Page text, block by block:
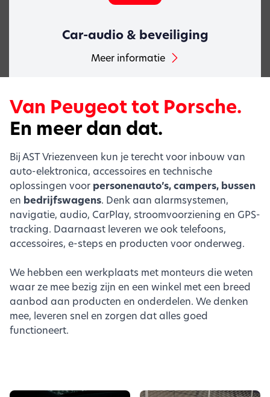
Car-audio & beveiliging
Meer informatie
Van Peugeot tot Porsche.
En meer dan dat.
Bij AST Vriezenveen kun je terecht voor inbouw van
auto-elektronica, accessoires en technische
oplossingen voor personenauto’s, campers, bussen
en bedrijfswagens. Denk aan alarmsystemen,
navigatie, audio, CarPlay, stroomvoorziening en GPS-
tracking. Daarnaast leveren we ook telefoons,
accessoires, e-steps en producten voor onderweg.
We hebben een werkplaats met monteurs die weten
waar ze mee bezig zijn en een winkel met een breed
aanbod aan producten en onderdelen. We denken
mee, leveren snel en zorgen dat alles goed
functioneert.